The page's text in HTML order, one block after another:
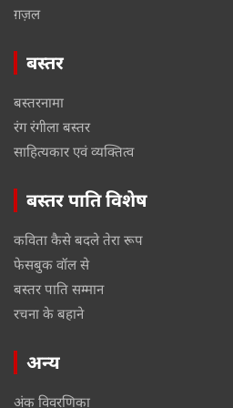
ग़ज़ल
बस्तर
बस्तरनामा
रंग रंगीला बस्तर
साहित्यकार एवं व्यक्तित्व
बस्तर पाति विशेष
कविता कैसे बदले तेरा रूप
फेसबुक वॉल से
बस्तर पाति सम्मान
रचना के बहाने
अन्य
अंक विवरणिका